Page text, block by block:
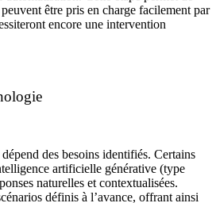
être pris en charge facilement par
encore une intervention
des besoins identifiés. Certains
artificielle générative (type
naturelles et contextualisées.
définis à l’avance, offrant ainsi